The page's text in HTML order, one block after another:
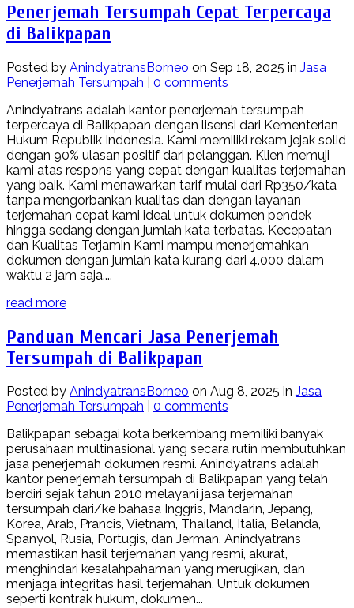
Penerjemah Tersumpah Cepat Terpercaya
di Balikpapan
Posted by AnindyatransBorneo on Sep 18, 2025 in Jasa
Penerjemah Tersumpah
0 comments
Anindyatrans adalah kantor penerjemah tersumpah
terpercaya di Balikpapan dengan lisensi dari Kementerian
Hukum Republik Indonesia. Kami memiliki rekam jejak solid
dengan 90% ulasan positif dari pelanggan. Klien memuji
kami atas respons yang cepat dengan kualitas terjemahan
yang baik. Kami menawarkan tarif mulai dari Rp350/kata
tanpa mengorbankan kualitas dan dengan layanan
terjemahan cepat kami ideal untuk dokumen pendek
hingga sedang dengan jumlah kata terbatas. Kecepatan
dan Kualitas Terjamin Kami mampu menerjemahkan
dokumen dengan jumlah kata kurang dari 4.000 dalam
waktu 2 jam saja....
read more
Panduan Mencari Jasa Penerjemah
Tersumpah di Balikpapan
Posted by AnindyatransBorneo on Aug 8, 2025 in Jasa
Penerjemah Tersumpah
0 comments
Balikpapan sebagai kota berkembang memiliki banyak
perusahaan multinasional yang secara rutin membutuhkan
jasa penerjemah dokumen resmi. Anindyatrans adalah
kantor penerjemah tersumpah di Balikpapan yang telah
berdiri sejak tahun 2010 melayani jasa terjemahan
tersumpah dari/ke bahasa Inggris, Mandarin, Jepang,
Korea, Arab, Prancis, Vietnam, Thailand, Italia, Belanda,
Spanyol, Rusia, Portugis, dan Jerman. Anindyatrans
memastikan hasil terjemahan yang resmi, akurat,
menghindari kesalahpahaman yang merugikan, dan
menjaga integritas hasil terjemahan. Untuk dokumen
seperti kontrak hukum, dokumen...